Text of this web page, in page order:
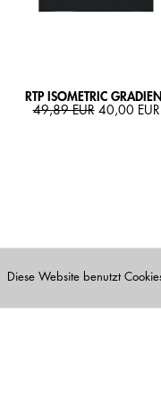
RTP ISOMETRIC
49,89 EUR40,00 EUR
Diese Website benutzt